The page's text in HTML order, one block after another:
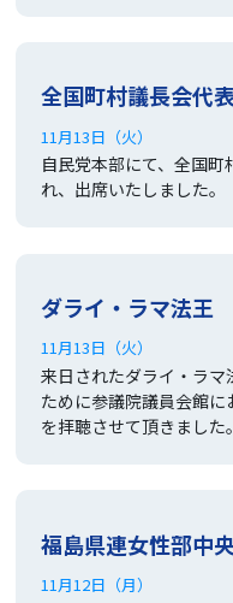
全国町村議長会代
11月13日（火）
自民党本部にて、全国
れ、出席いたしました。
ダライ・ラマ法王
11月13日（火）
来日されたダライ・ラ
ために参議院議員会館
を拝聴させて頂きました。
福島県連女性部中
11月12日（月）